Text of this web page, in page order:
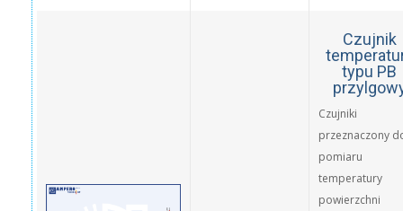
Czujnik
typu PB
Czujniki
przeznaczony
pomiaru
temperatury
powierzchni